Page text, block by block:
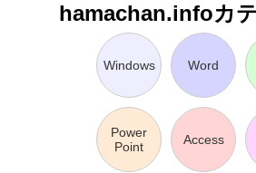
hamachan.infoカ
Windows Word
Power
Point
Access